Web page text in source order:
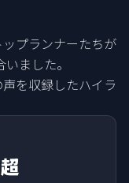
プランナーたちが
ました。
を収録したハイラ